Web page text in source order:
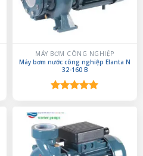
MÁY BƠM CÔNG NGHIỆP
Máy bơm nước công nghiệp Elanta N
32-160 B
5 sao